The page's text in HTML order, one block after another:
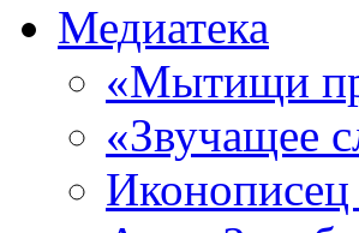
Медиатека
«Мытищи
«Звучащее